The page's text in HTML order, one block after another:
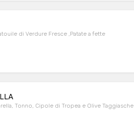
di Verdure Fresce ,Patate a fette
Tonno, Cipole di Tropea e Olive Taggiasche